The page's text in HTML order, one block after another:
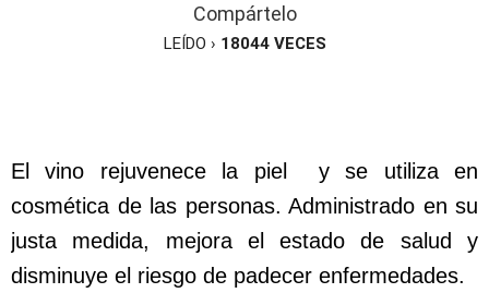
Compártelo
LEÍDO › 18044VECES
El vino rejuvenece la piel y se utiliza en
cosmética de las personas. Administrado en su
justa medida, mejora el estado de salud y
disminuye el riesgo de padecer enfermedades.